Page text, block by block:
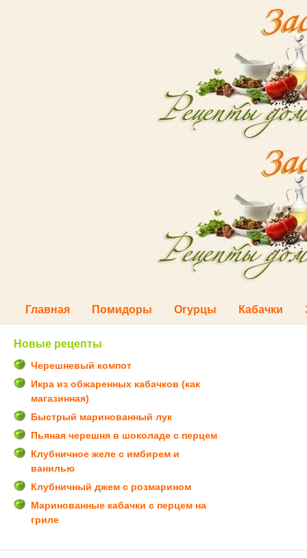
Главная Помидоры Огурцы Кабачки
Новые рецепты
Черешневый компот
Икра из обжаренных кабачков (как
магазинная)
Быстрый маринованный лук
Пьяная черешня в шоколаде с перцем
Клубничное желе с имбирем и
ванилью
Клубничный джем с розмарином
Маринованные кабачки с перцем на
гриле